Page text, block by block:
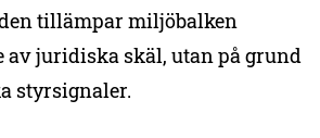
tillämpar miljöbalken
av juridiska skäl, utan på grund
styrsignaler.